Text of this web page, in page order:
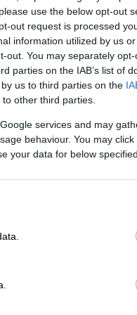
use the below opt-out
out request is processed
information utilized by us
out. You may separately
parties on the IAB’s list of
us to third parties on the
other third parties.
services and may
behaviour. You may
your data for below
δεν είχε
από
κινδυνεύει με
100-500
τονιστεί
όργανα
τη διαβοήτη
69
ν.4809/2021,